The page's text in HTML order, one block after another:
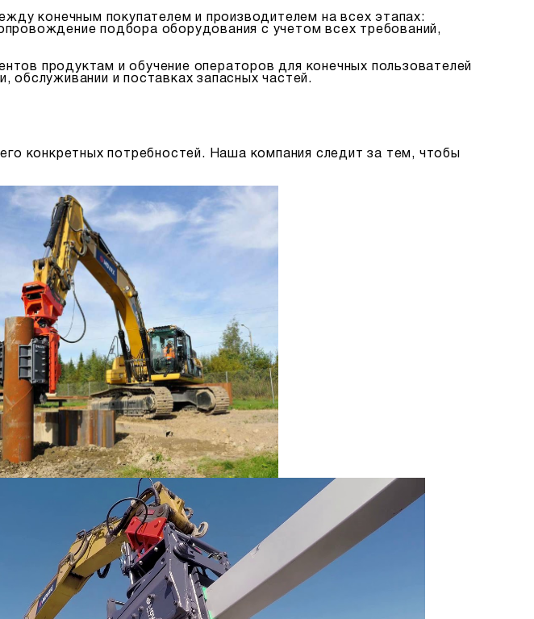
конечным покупателем и производителем на всех этапах:
подбора оборудования с учетом всех требований,
продуктам и обучение операторов для конечных пользователей
и поставках запасных частей.
конкретных потребностей. Наша компания следит за тем, чтобы